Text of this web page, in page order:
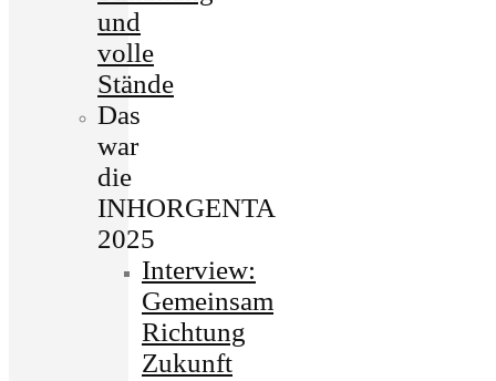
und
volle
Stände
Das
war
die
INHORGENTA
2025
Interview:
Gemeinsam
Richtung
Zukunft